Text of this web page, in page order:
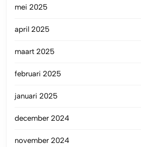
mei 2025
april 2025
maart 2025
februari 2025
januari 2025
december 2024
november 2024